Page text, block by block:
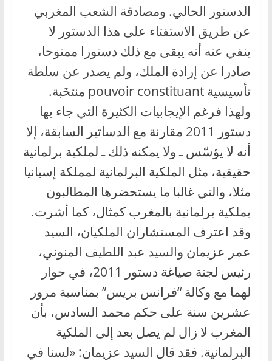
الدستور الحالي. ومصادقة الشعب المغربي
عن طريق الاستفتاء على هذا الدستور لا
ينفي عنه أنه يبقى مع ذلك دستورا ممنوحا،
صادرا عن إرادة الملك، ولم يصدر عن سلطة
تأسيسية pouvoir constituant منتخَبة.
ولهذا فرغم الإيجابيات الكثيرة التي جاء بها
دستور 2011 مقارنة مع الدساتير السابقة، إلا
أنه لا يؤسّس ـ ولا يمكنه ذلك ـ لملكية برلمانية
حقيقية، مثل الملكية البرلمانية لمملكة إسبانيا
مثلا، والتي غالبا ما يستحضرها المطالبون
بملكية برلمانية بالمغرب كمثال، كما أشرت.
وقد اعترف المستشاران الملكيان، السيد
عمر عزيمان والسيد عبد اللطيف المنوني،
رئيس لجنة صياغة دستور 2011، في حوار
لهما مع وكالة “فرانس بريس” بمناسبة مرور
عشرين سنة على حكم محمد السادس، بأن
المغرب لا زال لم يصل بعد إلى الملكية
البرلمانية. فقد قال السيد عزيمان: «لسنا في